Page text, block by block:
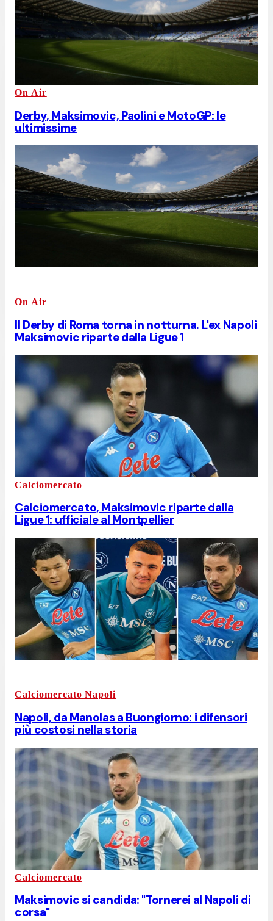
On Air
Derby, Maksimovic, Paolini e MotoGP: le
ultimissime
On Air
Il Derby di Roma torna in notturna. L'ex Napoli
Maksimovic riparte dalla Ligue 1
Calciomercato
Calciomercato, Maksimovic riparte dalla
Ligue 1: ufficiale al Montpellier
Calciomercato Napoli
Napoli, da Manolas a Buongiorno: i difensori
più costosi nella storia
Calciomercato
Maksimovic si candida: "Tornerei al Napoli di
corsa"